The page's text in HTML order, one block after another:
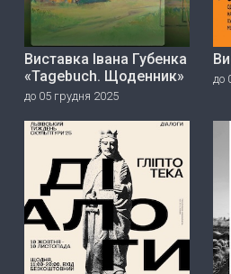
Виставка Івана Губенка
«Tagebuch. Щоденник»
до 05 грудня 2025
до